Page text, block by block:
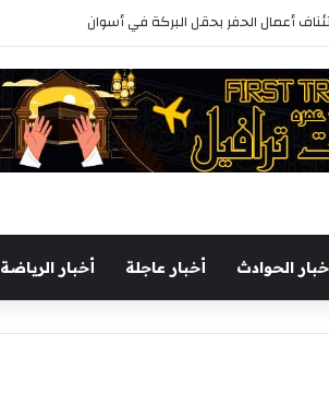
الحوادث أخبار عاجلة أخبار الرياضة